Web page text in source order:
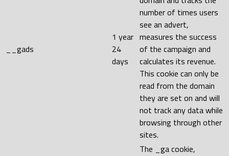
__gads
1 year
24
days
number of times users
see an advert,
measures the success
of the campaign and
calculates its revenue.
This cookie can only be
read from the domain
they are set on and will
not track any data while
browsing through other
sites.
The _ga cookie,